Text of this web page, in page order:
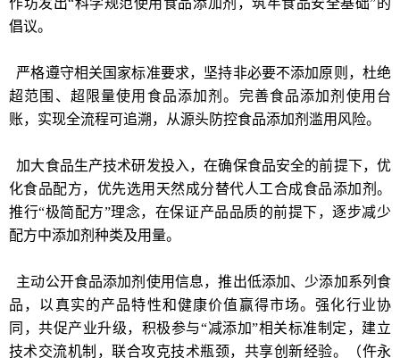
作坊发出“科学规范使用食品添加剂，筑牢食品安全基础”的
倡议。
严格遵守相关国家标准要求，坚持非必要不添加原则，杜绝
超范围、超限量使用食品添加剂。完善食品添加剂使用台
账，实现全流程可追溯，从源头防控食品添加剂滥用风险。
加大食品生产技术研发投入，在确保食品安全的前提下，优
化食品配方，优先选用天然成分替代人工合成食品添加剂。
推行“极简配方”理念，在保证产品品质的前提下，逐步减少
配方中添加剂种类及用量。
主动公开食品添加剂使用信息，推出低添加、少添加系列食
品，以真实的产品特性和健康价值赢得市场。强化行业协
同，共促产业升级，积极参与“减添加”相关标准制定，建立
技术交流机制，联合攻克技术瓶颈，共享创新经验。（仵永